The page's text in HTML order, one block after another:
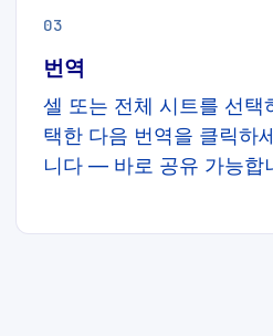
03
번역
셀 또는 전체 시트를 선택
택한 다음 번역을 클릭하
니다 — 바로 공유 가능합